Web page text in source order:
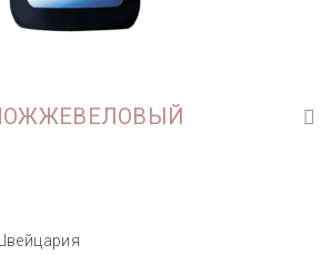
Швейцария